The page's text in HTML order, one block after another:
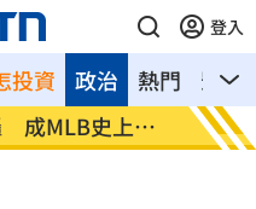
登入
投資 熱門 影音
政治
揭他生前暖舉 漢光